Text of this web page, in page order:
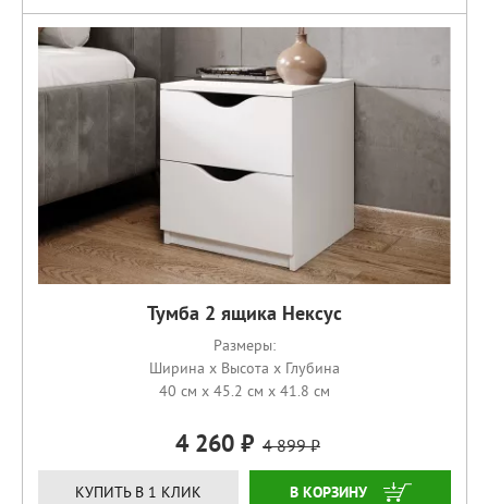
Тумба 2 ящика Нексус
Размеры:
Ширина x Высота x Глубина
40 см x 45.2 см x 41.8 см
4 260 4 899
КУПИТЬ В 1 КЛИК КУПИТЬ